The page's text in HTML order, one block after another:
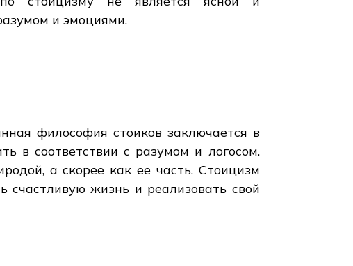
и эмоциями.
философия стоиков заключается в
в соответствии с разумом и логосом.
а скорее как ее часть. Стоицизм
счастливую жизнь и реализовать свой